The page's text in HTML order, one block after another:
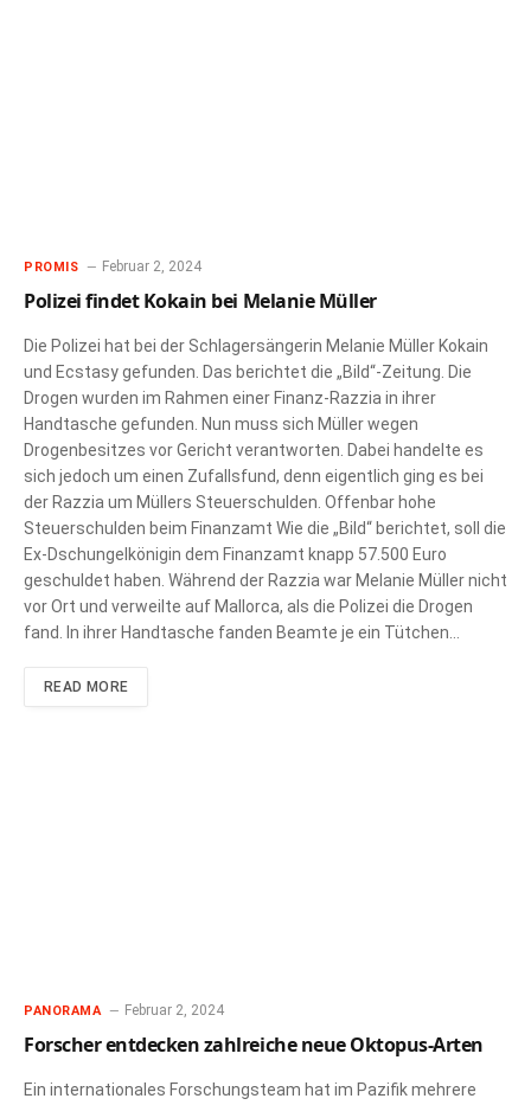
PROMIS Februar 2, 2024
Polizei findet Kokain bei Melanie Müller
Die Polizei hat bei der Schlagersängerin Melanie Müller Kokain
und Ecstasy gefunden. Das berichtet die „Bild“-Zeitung. Die
Drogen wurden im Rahmen einer Finanz-Razzia in ihrer
Handtasche gefunden. Nun muss sich Müller wegen
Drogenbesitzes vor Gericht verantworten. Dabei handelte es
sich jedoch um einen Zufallsfund, denn eigentlich ging es bei
der Razzia um Müllers Steuerschulden. Offenbar hohe
Steuerschulden beim Finanzamt Wie die „Bild“ berichtet, soll die
Ex-Dschungelkönigin dem Finanzamt knapp 57.500 Euro
geschuldet haben. Während der Razzia war Melanie Müller nicht
vor Ort und verweilte auf Mallorca, als die Polizei die Drogen
fand. In ihrer Handtasche fanden Beamte je ein Tütchen…
READ MORE
PANORAMA Februar 2, 2024
Forscher entdecken zahlreiche neue Oktopus-Arten
Ein internationales Forschungsteam hat im Pazifik mehrere